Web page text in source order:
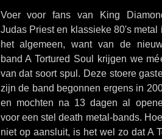
Voer voor fans van King
Judas Priest en klassieke 80's metal
het algemeen, want van de
band A Tortured Soul krijgen we
van dat soort spul. Deze stoere
zijn de band begonnen ergens in
en mochten na 13 dagen al
voor een stel death metal-bands.
niet op aansluit, is het wel zo dat A